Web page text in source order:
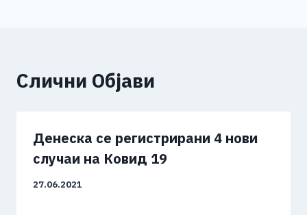
Слични Објави
Денеска се регистрирани 4 нови
случаи на Ковид 19
27.06.2021